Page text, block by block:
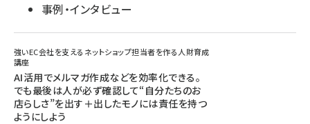
事例・インタビュー
強いEC会社を支えるネットショップ担当者を作る人財育成
講座
AI活用でメルマガ作成などを効率化できる。
でも最後は人が必ず確認して“自分たちのお
店らしさ”を出す＋出したモノには責任を持つ
ようにしよう